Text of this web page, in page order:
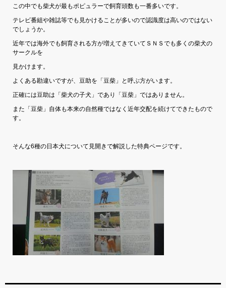
この中でも柴犬が最もポピュラーで飼育頭数も一番多いです。
テレビ番組や雑誌等でも見かけることが多いので認識度は高いのではない
でしょうか。
近年では海外でも飼育される方が増えてきていてＳＮＳでも多くの柴犬の
サークルを
見かけます。
よくある勘違いですが、豆助を「豆柴」と呼ぶ方がいます。
正確には豆助は「柴犬の子犬」であり「豆柴」ではありません。
また「豆柴」自体も本来の自然種ではなく近年交配を続けてできたもので
す。
そんな6種の日本犬について見開きで解説した特典ページです。